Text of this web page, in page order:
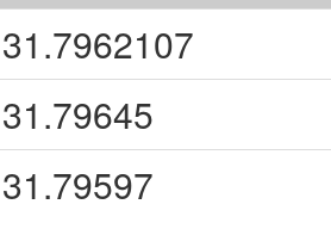
31.7962107
31.79645
31.79597